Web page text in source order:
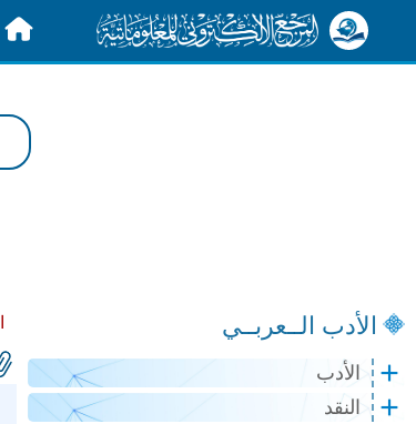
الأدب الــعربــي
الأدب
النقد